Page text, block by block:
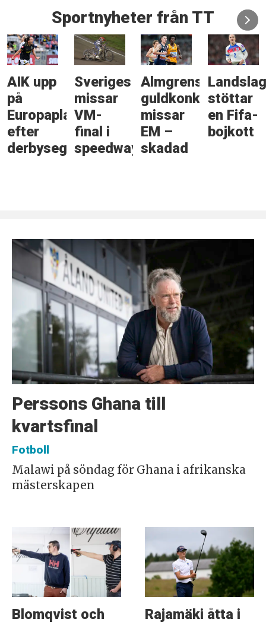
Sportnyheter från TT
AIK upp
på
Europaplats
efter
derbyseger
Sveriges
missar
VM-
final i
speedway
Almgrens
guldkonkurrent
missar
EM –
skadad
stöttar
en Fifa-
bojkott
Perssons Ghana till
kvartsfinal
Fotboll
Malawi på söndag för Ghana i afrikanska
mästerskapen
Blomqvist och
Rajamäki åtta i